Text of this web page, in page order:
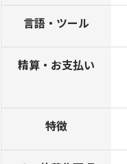
言語・ツール
精算・お支払い
特徴